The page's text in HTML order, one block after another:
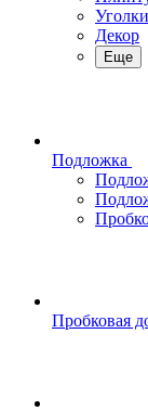
Уголки
Декор
Еще
Подложка
Пробковая